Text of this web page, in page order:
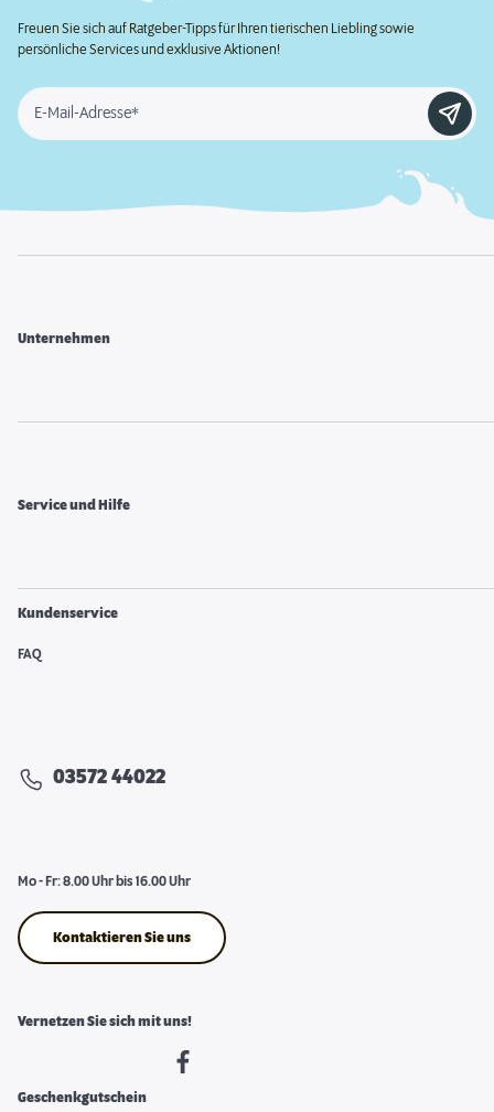
Freuen Sie sich auf Ratgeber-Tipps für Ihren tierischen Liebling sowie
persönliche Services und exklusive Aktionen!
E-Mail-Adresse*
Unternehmen
Service und Hilfe
Kundenservice
FAQ
03572 44022
Mo - Fr: 8.00 Uhr bis 16.00 Uhr
Kontaktieren Sie uns
Vernetzen Sie sich mit uns!
Geschenkgutschein